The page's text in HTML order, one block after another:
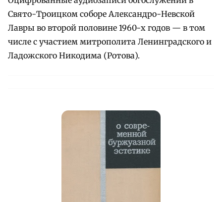
Свято-Троицком соборе Александро-Невской
Лавры во второй половине 1960-х годов — в том
числе с участием митрополита Ленинградского и
Ладожского Никодима (Ротова).